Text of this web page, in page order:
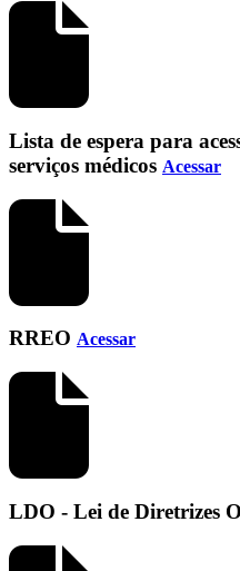
Lista de espera para
serviços médicos Acessar
RREO Acessar
LDO - Lei de Diretrizes